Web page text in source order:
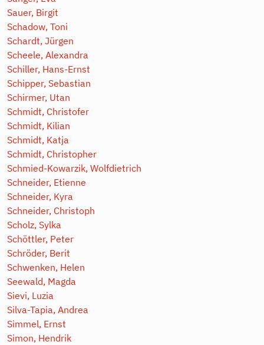
Sauer, Birgit
Schadow, Toni
Schardt, Jürgen
Scheele, Alexandra
Schiller, Hans-Ernst
Schipper, Sebastian
Schirmer, Utan
Schmidt, Christofer
Schmidt, Kilian
Schmidt, Katja
Schmidt, Christopher
Schmied-Kowarzik, Wolfdietrich
Schneider, Etienne
Schneider, Kyra
Schneider, Christoph
Scholz, Sylka
Schöttler, Peter
Schröder, Berit
Schwenken, Helen
Seewald, Magda
Sievi, Luzia
Silva-Tapia, Andrea
Simmel, Ernst
Simon, Hendrik